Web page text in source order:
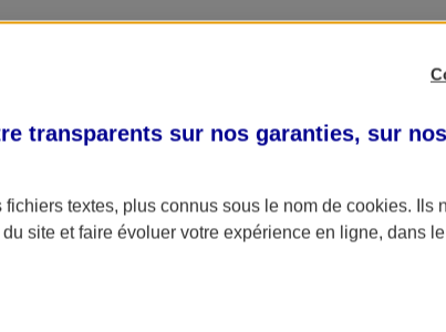
transparents sur nos garanties, sur nos
textes, plus connus sous le nom de cookies. Ils
site et faire évoluer votre expérience en ligne, dans